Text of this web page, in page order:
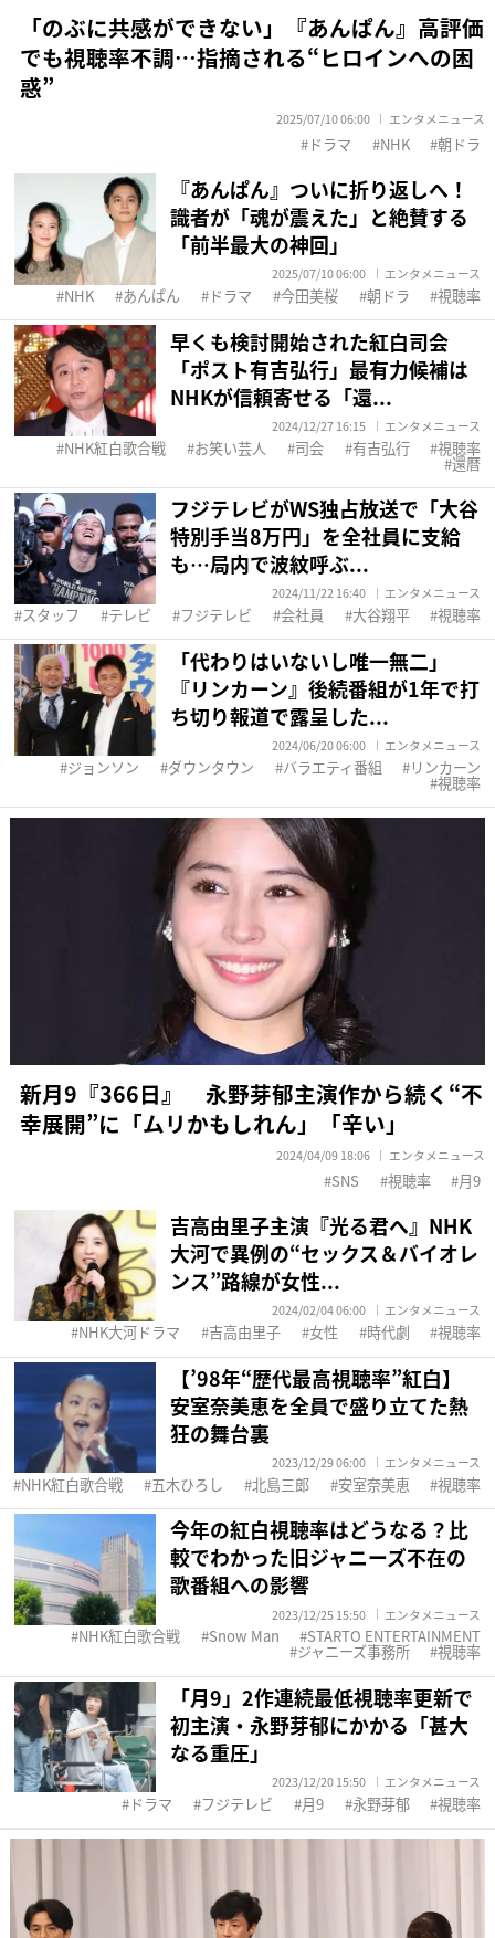
「のぶに共感ができない」『あんぱん』高評価
でも視聴率不調…指摘される“ヒロインへの困
惑”
2025/07/10 06:00 エンタメニュース
ドラマ NHK 朝ドラ
『あんぱん』ついに折り返しへ！
識者が「魂が震えた」と絶賛する
「前半最大の神回」
2025/07/10 06:00 エンタメニュース
NHK あんぱん ドラマ 今田美桜 朝ドラ 視聴率
早くも検討開始された紅白司会
「ポスト有吉弘行」最有力候補は
NHKが信頼寄せる「還...
2024/12/27 16:15 エンタメニュース
NHK紅白歌合戦 お笑い芸人 司会 有吉弘行 視聴率
還暦
フジテレビがWS独占放送で「大谷
特別手当8万円」を全社員に支給
も…局内で波紋呼ぶ...
2024/11/22 16:40 エンタメニュース
スタッフ テレビ フジテレビ 会社員 大谷翔平 視聴率
「代わりはいないし唯一無二」
『リンカーン』後続番組が1年で打
ち切り報道で露呈した...
2024/06/20 06:00 エンタメニュース
ジョンソン ダウンタウン バラエティ番組 リンカーン
視聴率
新月9『366日』 永野芽郁主演作から続く“不
幸展開”に「ムリかもしれん」「辛い」
2024/04/09 18:06 エンタメニュース
SNS 視聴率 月9
吉高由里子主演『光る君へ』NHK
大河で異例の“セックス＆バイオレ
ンス”路線が女性...
2024/02/04 06:00 エンタメニュース
NHK大河ドラマ 吉高由里子 女性 時代劇 視聴率
【’98年“歴代最高視聴率”紅白】
安室奈美恵を全員で盛り立てた熱
狂の舞台裏
2023/12/29 06:00 エンタメニュース
NHK紅白歌合戦 五木ひろし 北島三郎 安室奈美恵 視聴率
今年の紅白視聴率はどうなる？比
較でわかった旧ジャニーズ不在の
歌番組への影響
2023/12/25 15:50 エンタメニュース
NHK紅白歌合戦 Snow Man STARTO ENTERTAINMENT
ジャニーズ事務所 視聴率
「月9」2作連続最低視聴率更新で
初主演・永野芽郁にかかる「甚大
なる重圧」
2023/12/20 15:50 エンタメニュース
ドラマ フジテレビ 月9 永野芽郁 視聴率